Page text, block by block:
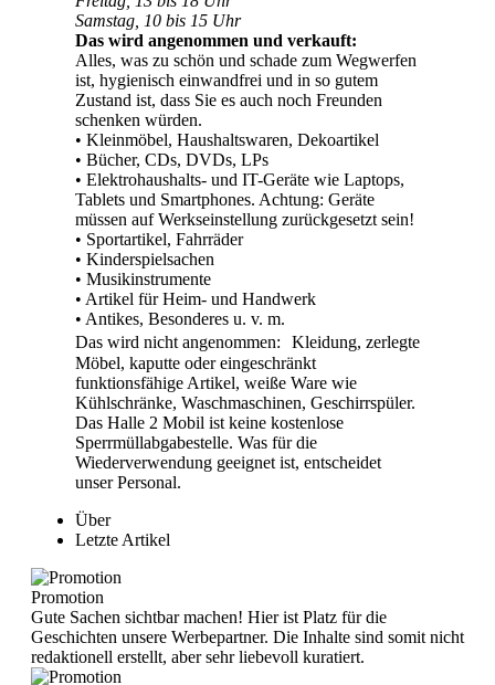
Samstag, 10 bis 15 Uhr
Das wird angenommen und verkauft:
Alles, was zu schön und schade zum Wegwerfen
ist, hygienisch einwandfrei und in so gutem
Zustand ist, dass Sie es auch noch Freunden
schenken würden.
• Kleinmöbel, Haushaltswaren, Dekoartikel
• Bücher, CDs, DVDs, LPs
• Elektrohaushalts- und IT-Geräte wie Laptops,
Tablets und Smartphones. Achtung: Geräte
müssen auf Werkseinstellung zurückgesetzt sein!
• Sportartikel, Fahrräder
• Kinderspielsachen
• Musikinstrumente
• Artikel für Heim- und Handwerk
• Antikes, Besonderes u. v. m.
Das wird nicht angenommen: Kleidung, zerlegte
Möbel, kaputte oder eingeschränkt
funktionsfähige Artikel, weiße Ware wie
Kühlschränke, Waschmaschinen, Geschirrspüler.
Das Halle 2 Mobil ist keine kostenlose
Sperrmüllabgabestelle. Was für die
Wiederverwendung geeignet ist, entscheidet
unser Personal.
Über
Letzte Artikel
Promotion
Gute Sachen sichtbar machen! Hier ist Platz für die
Geschichten unsere Werbepartner. Die Inhalte sind somit nicht
redaktionell erstellt, aber sehr liebevoll kuratiert.